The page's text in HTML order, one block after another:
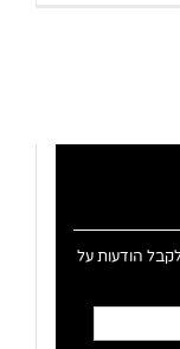
הודעות על